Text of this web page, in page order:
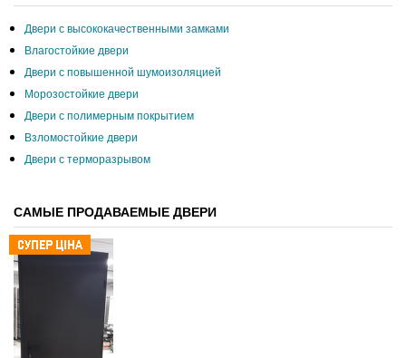
Двери с высококачественными замками
Влагостойкие двери
Двери с повышенной шумоизоляцией
Морозостойкие двери
Двери с полимерным покрытием
Взломостойкие двери
Двери с терморазрывом
САМЫЕ ПРОДАВАЕМЫЕ ДВЕРИ